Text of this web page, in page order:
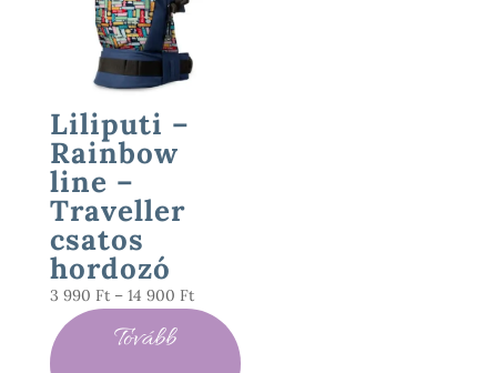
Liliputi –
Rainbow
line –
Traveller
csatos
hordozó
3 990 Ft – 14 900 FtÁrtartomány:
990 Ft
Tovább